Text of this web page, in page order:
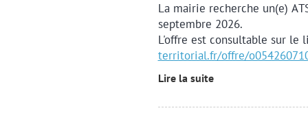
La mairie recherche un(e)
septembre 2026.
L'offre est consultable sur le
territorial.fr/offre/
Lire la suite